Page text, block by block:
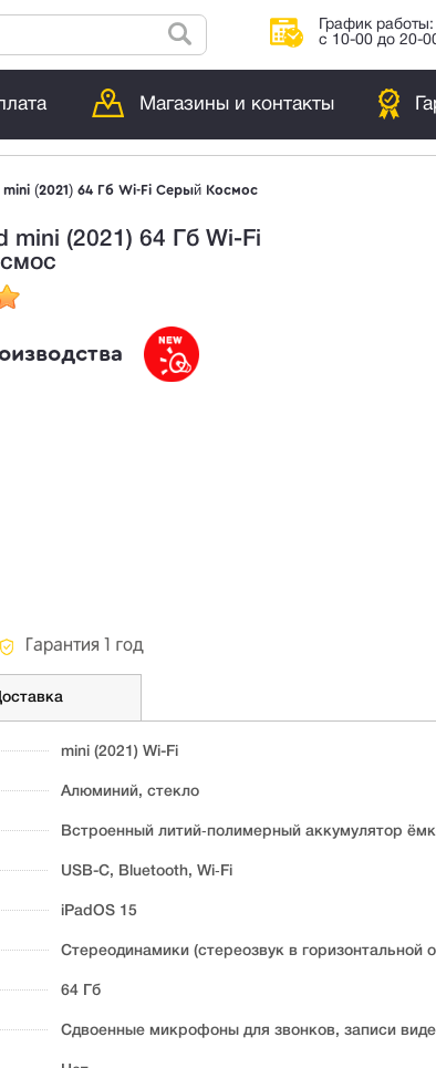
График работы:
с 10-00 до 20-
Магазины и контакты
mini (2021) 64 Гб Wi-Fi Серый Космос
mini (2021) 64 Гб Wi-Fi
Гарантия 1 год
mini (2021) Wi-Fi
Алюминий, стекло
Встроенный литий‑полимерный аккумулятор
USB-C, Bluetooth, Wi‑Fi
iPadOS 15
Стереодинамики (стереозвук в горизонтальной
64 Гб
Сдвоенные микрофоны для звонков, записи